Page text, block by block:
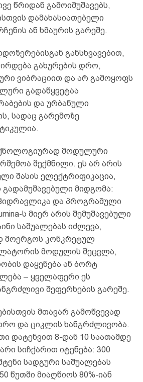
წრიდან გამოიმუშავებს,
დამახასიათებელი
ან ხმაურის გარეშე.
განსხვავებით,
გახურების დრო,
ვიბრაციით და არ გამოყოფს
გადაწყვეტაა
და ურბანული
სადაც გარემოზე
მოდულური
შექმნილი. ეს არ არის
შასის ელექტრიფიკაცია,
მიდგომა:
და პროგრამული
ს მიერ არის შემუშავებული
საშუალებას იძლევა,
მოერგოს კონკრეტულ
მოდულის შეცვლა,
დაყენება ან ბორტ
– ყველაფერი ეს
შეფერხების გარეშე.
მთავარ გამოწვევად
და ციკლის ხანგრძლივობა.
დატენვით 8-დან 10 საათამდე
სიჩქარით იტენება: 300
სადგური საშუალებას
წუთში მიაღწიოს 80%-იან